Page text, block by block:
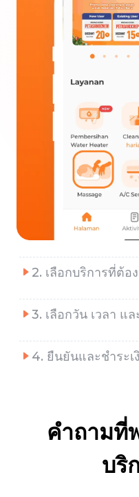
2. เลือกบริการที่ต้อ
3. เลือกวัน เวลา แล
4. ยืนยันและชำระเ
คำถามที่
บริ